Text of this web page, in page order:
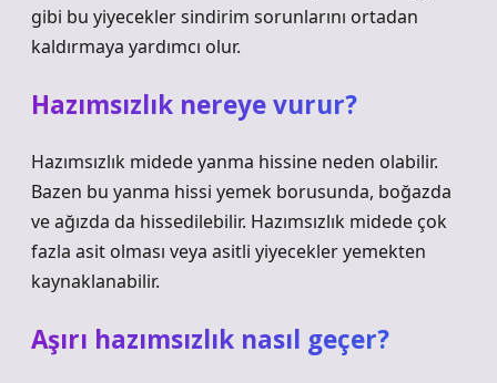
gibi bu yiyecekler sindirim sorunlarını ortadan
kaldırmaya yardımcı olur.
Hazımsızlık nereye vurur?
Hazımsızlık midede yanma hissine neden olabilir.
Bazen bu yanma hissi yemek borusunda, boğazda
ve ağızda da hissedilebilir. Hazımsızlık midede çok
fazla asit olması veya asitli yiyecekler yemekten
kaynaklanabilir.
Aşırı hazımsızlık nasıl geçer?